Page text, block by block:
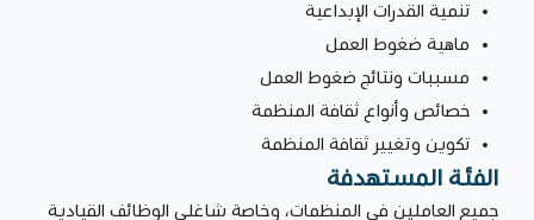
تنمية القدرات الإبداعية
ماهية ضغوط العمل
مسببات ونتائج ضغوط العمل
خصائص وأنواع ثقافة المنظمة
تكوين وتغيير ثقافة المنظمة
الفئة المستهدفة
جميع العاملين في المنظمات، وخاصة شاغلي الوظائف القيادية